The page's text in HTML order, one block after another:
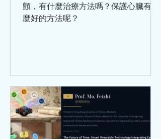
心前區悶痛，緊縮樣疼痛，並向
顫，有什麼治療方法嗎？保護心臟有什
麼好的方法呢？